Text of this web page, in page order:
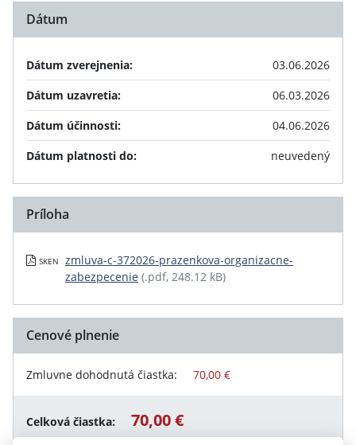
Dátum
Dátum zverejnenia:
03.06.2026
Dátum uzavretia:
06.03.2026
Dátum účinnosti:
04.06.2026
Dátum platnosti do:
neuvedený
Príloha
SKEN
zmluva-c-372026-prazenkova-organizacne-
zabezpecenie (.pdf, 248.12 kB)
Cenové plnenie
Zmluvne dohodnutá čiastka: 70,00 €
Celková čiastka: 70,00 €